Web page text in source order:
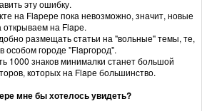
эту ошибку.
на Flapере пока невозможно, значит, новые
на Flapе.
размещать статьи на "вольные" темы, те,
особом городе "Flapгород".
1000 знаков минималки станет большой
которых на Flapе большинство.
мне бы хотелось увидеть?